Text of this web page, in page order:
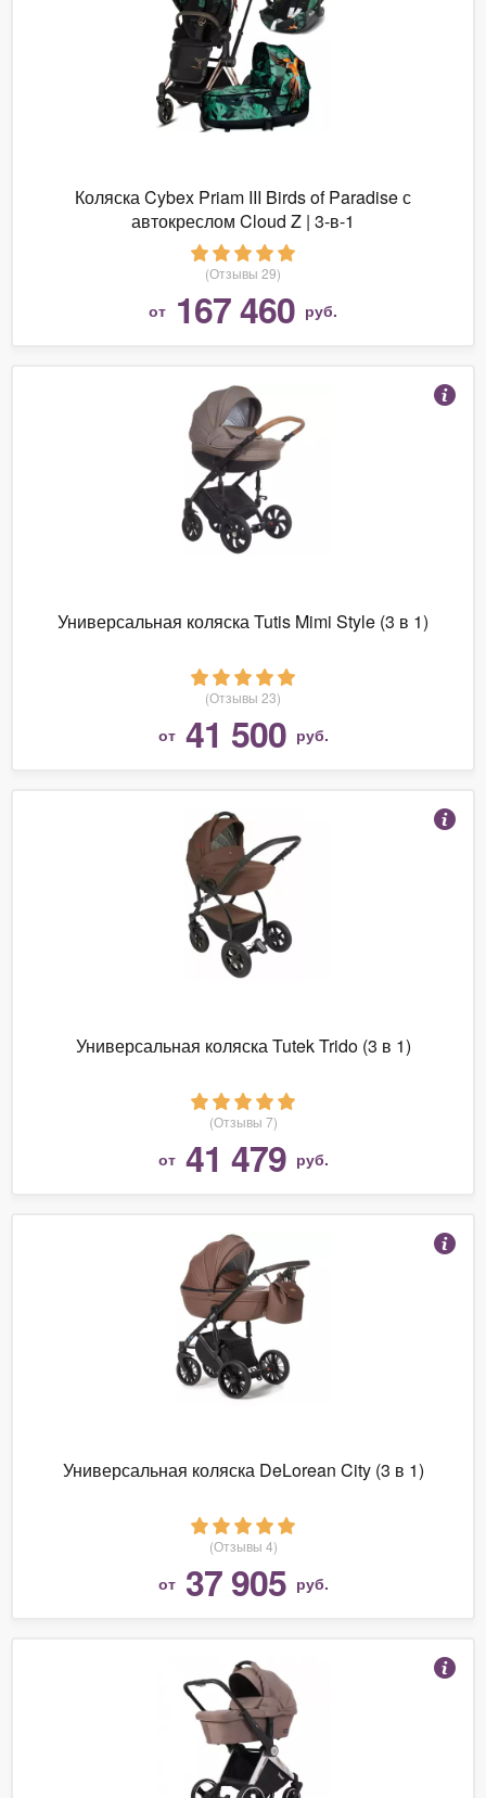
Коляска Cybex Priam III Birds of Paradise с
автокреслом Cloud Z | 3-в-1
(Отзывы 29)
от 167 460 руб.
Универсальная коляска Tutis Mimi Style (3 в 1)
(Отзывы 23)
от 41 500 руб.
Универсальная коляска Tutek Trido (3 в 1)
(Отзывы 7)
от 41 479 руб.
Универсальная коляска DeLorean City (3 в 1)
(Отзывы 4)
от 37 905 руб.